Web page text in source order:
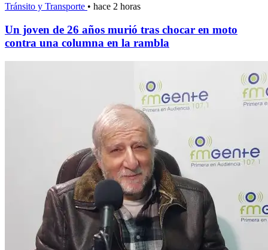
Tránsito y Transporte • hace 2 horas
Un joven de 26 años murió tras chocar en moto
contra una columna en la rambla